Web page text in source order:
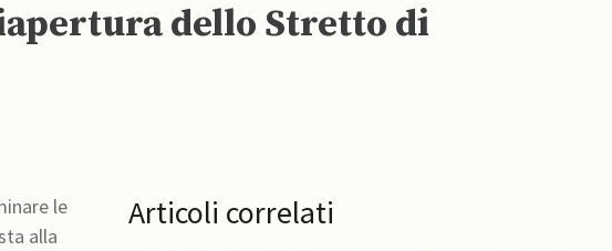
dello Stretto di
le
alla
Articoli correlati